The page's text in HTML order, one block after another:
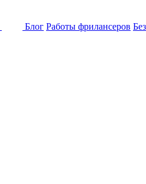
Блог Работы фрилансеров